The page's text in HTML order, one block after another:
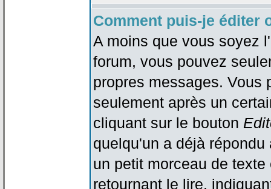
Comment puis-je éditer
A moins que vous soyez
forum, vous pouvez
propres messages. Vous
seulement après un
cliquant sur le bouton
quelqu'un a déjà
un petit morceau de
retournant le lire,